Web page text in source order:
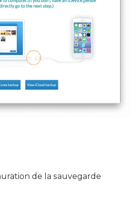
de la sauvegarde